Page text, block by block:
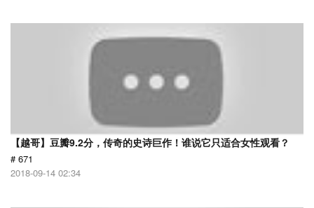
【越哥】豆瓣9.2分，传奇的史诗巨作！谁说它只适合女性观看？
# 671
2018-09-14 02:34